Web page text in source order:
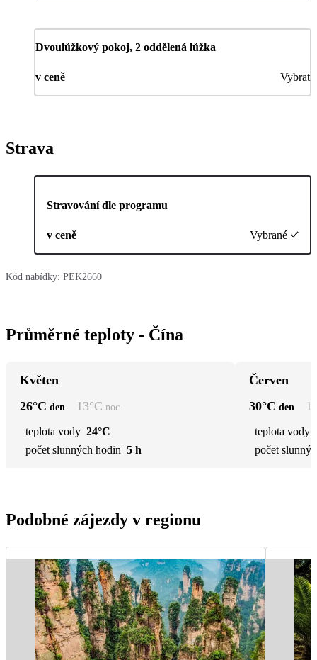
Dvoulůžkový pokoj, 2 oddělená lůžka
v ceně Vybrat
Strava
Stravování dle programu
v ceně Vybrané
Kód nabídky: PEK2660
Průměrné teploty - Čína
Květen
26°C den 13°C noc
teplota vody 24°C
počet slunných hodin 5 h
Červen
30°C den
teplota vody
počet
Podobné zájezdy v regionu